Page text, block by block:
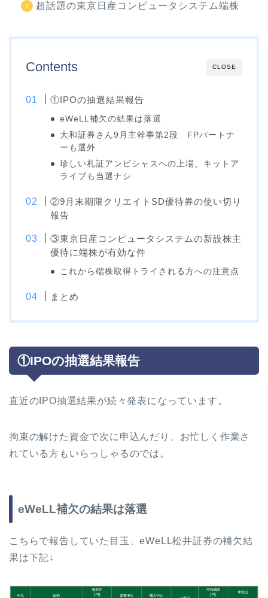
超話題の東京日産コンピュータシステム端株
CLOSE
Contents
①IPOの抽選結果報告
eWeLL補欠の結果は落選
大和証券さん9月主幹事第2段 FPパートナ
ーも選外
珍しい札証アンビシャスへの上場、キットア
ライブも当選ナシ
②9月末期限クリエイトSD優待券の使い切り
報告
③東京日産コンピュータシステムの新設株主
優待に端株が有効な件
これから端株取得トライされる方への注意点
まとめ
①IPOの抽選結果報告
直近のIPO抽選結果が続々発表になっています。
拘束の解けた資金で次に申込んだり、お忙しく作業さ
れている方もいらっしゃるのでは。
eWeLL補欠の結果は落選
こちらで報告していた目玉、eWeLL松井証券の補欠結
果は下記↓